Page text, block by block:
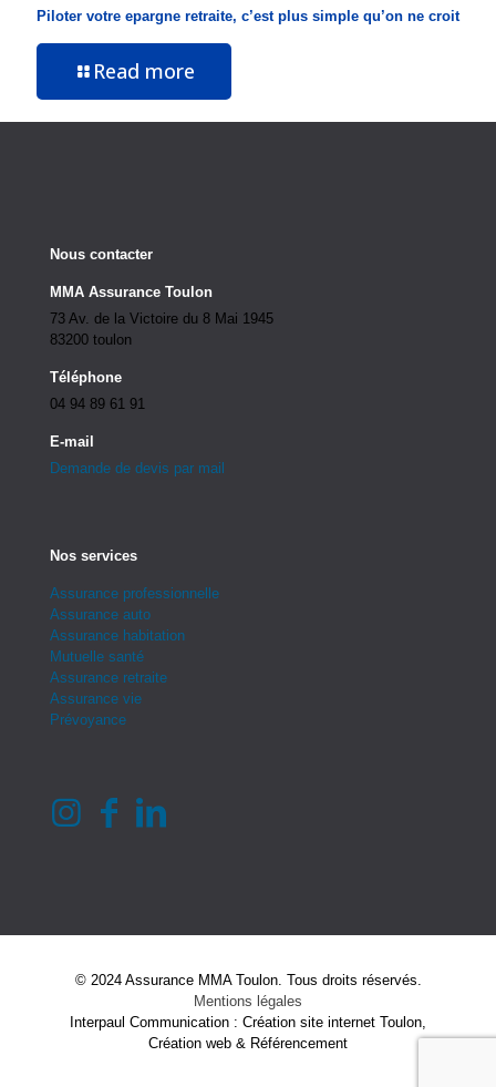
Piloter votre epargne retraite, c’est plus simple qu’on ne croit
Read more
Nous contacter
MMA Assurance Toulon
73 Av. de la Victoire du 8 Mai 1945
83200 toulon
Téléphone
04 94 89 61 91
E-mail
Demande de devis par mail
Nos services
Assurance professionnelle
Assurance auto
Assurance habitation
Mutuelle santé
Assurance retraite
Assurance vie
Prévoyance
© 2024 Assurance MMA Toulon. Tous droits réservés.
Mentions légales
Interpaul Communication : Création site internet Toulon,
Création web & Référencement